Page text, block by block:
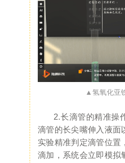
▲氢氧化亚
2.长滴管的精准操
滴管的长尖嘴伸入液面
实验精准判定滴管位置
滴加，系统会立即模拟